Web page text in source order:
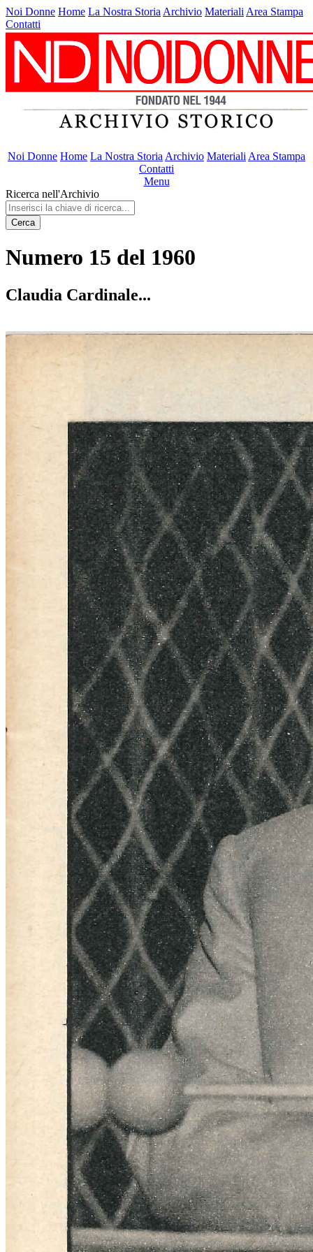
Noi Donne Home La Nostra Storia Archivio Materiali Area Stampa
Contatti
Noi Donne Home La Nostra Storia Archivio Materiali Area Stampa
Contatti
Menu
Ricerca nell'Archivio
Cerca
Numero 15 del 1960
Claudia Cardinale...